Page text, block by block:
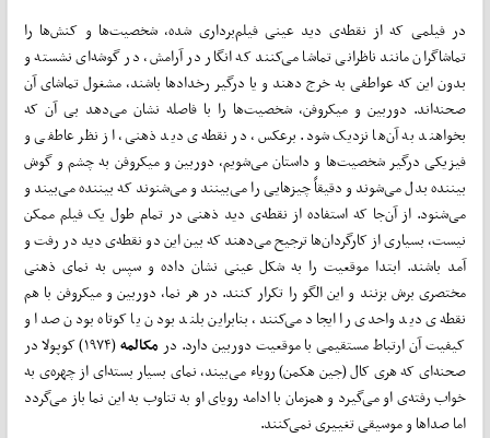
در فیلمی که از نقطه‌ی دید عینی فیلم‌برداری شده، شخصیت‌ها و کنش‌ها را
تماشاگران مانند ناظرانی تماشا می‌کنند که انگار در آرامش، در گوشه‌ای نشسته و
بدون این که عواطفی به خرج دهند و یا درگیر رخداد‌ها باشند، مشغول تماشای آن
صحنه‌اند. دوربین و میکروفن، شخصیت‌ها را با فاصله نشان می‌دهد بی آن که
بخواهند به آن‌ها نزدیک شود. برعکس، در نقطه‌ی دید ذهنی، از نظر عاطفی و
فیزیکی درگیر شخصیت‌ها و داستان می‌شویم، دوربین و میکروفن به چشم و گوش
بیننده بدل می‌شوند و دقیقاً چیزهایی را می‌بینند و می‌شنوند که بیننده می‌بیند و
می‌شنود. از آن‌جا که استفاده از نقطه‌ی ‌دید ذهنی در تمام طول یک فیلم ممکن
نیست، بسیاری از کارگردان‌ها ترجیح می‌دهند که بین این دو نقطه‌ی دید در رفت و
آمد باشند. ابتدا موقعیت را به شکل عینی نشان داده و سپس به نمای ذهنی
مختصری برش بزنند و این الگو را تکرار کنند. در هر نما، دوربین و میکروفن با هم
نقطه‌ی دید واحدی را ایجاد می‌کنند، بنابراین بلند بودن یا کوتاه بودن صدا و
کیفیت آن ارتباط مستقیمی با موقعیت دوربین دارد. در مکالمه
(۱۹۷۴) کوپولا در
صحنه‌ای که هری کال (جین هکمن) رویاء می‌بیند، نمای بسیار بسته‌ای از چهره‌ی به
خواب رفته‌ی او می‌گیرد و همزمان با ادامه رویای او به تناوب به این نما باز می‌گردد
اما صدا‌ها و موسیقی تغییری نمی‌کنند.